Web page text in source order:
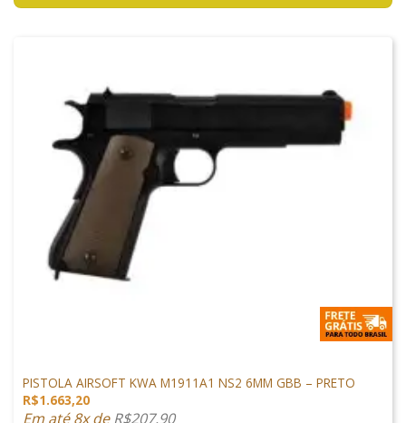
PISTOLA AIRSOFT KWA M1911A1 NS2 6MM GBB – PRETO
R$1.663,20
Em até 8x deR$207,90